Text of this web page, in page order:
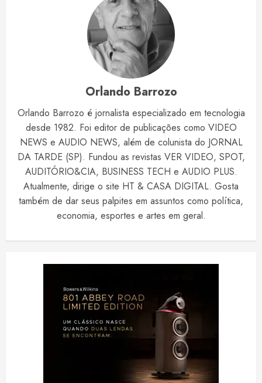
Orlando Barrozo
Orlando Barrozo é jornalista especializado em tecnologia
desde 1982. Foi editor de publicações como VIDEO
NEWS e AUDIO NEWS, além de colunista do JORNAL
DA TARDE (SP). Fundou as revistas VER VIDEO, SPOT,
AUDITÓRIO&CIA, BUSINESS TECH e AUDIO PLUS.
Atualmente, dirige o site HT & CASA DIGITAL. Gosta
também de dar seus palpites em assuntos como política,
economia, esportes e artes em geral.